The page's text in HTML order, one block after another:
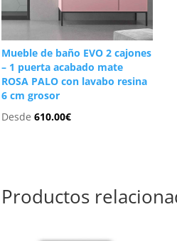
Mueble de baño EVO 2 cajones
– 1 puerta acabado mate
ROSA PALO con lavabo resina
6 cm grosor
Desde610.00€
Productos